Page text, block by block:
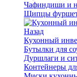
Чафиндиши и
Щипцы
Назад
Кухонный
Бутылки для
Дуршлаги и
Контейнеры